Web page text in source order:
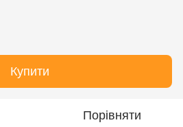
Купити
Порівняти